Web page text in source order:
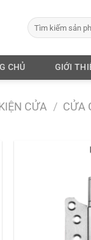
Tìm
kiếm:
CHỦ GIỚI
CỬA / CỬA